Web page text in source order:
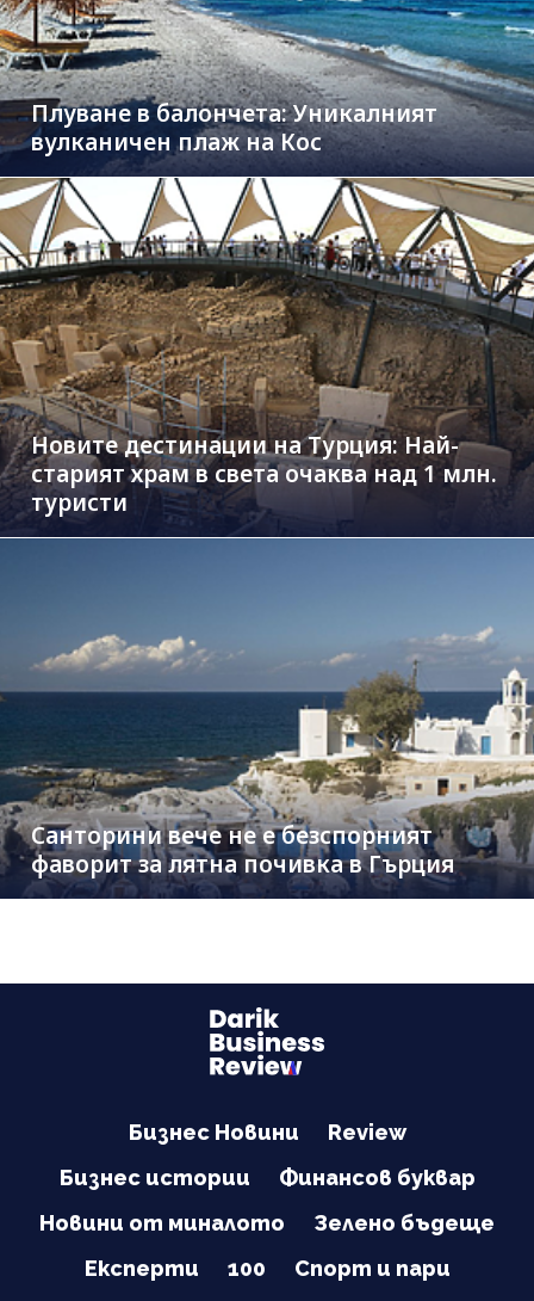
Плуване в балончета: Уникалният
вулканичен плаж на Кос
Новите дестинации на Турция: Най-
старият храм в света очаква над 1 млн.
туристи
Санторини вече не е безспорният
фаворит за лятна почивка в Гърция
Бизнес Новини
Review
Бизнес истории
Финансов буквар
Новини от миналото
Зелено бъдеще
Експерти
100
Спорт и пари